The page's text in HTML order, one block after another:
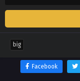
big
Facebook